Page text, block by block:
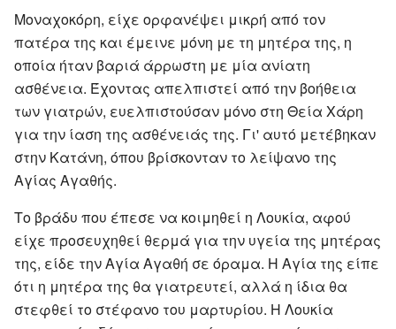
Μοναχοκόρη, είχε ορφανέψει μικρή από τον
πατέρα της και έμεινε μόνη με τη μητέρα της, η
οποία ήταν βαριά άρρωστη με μία ανίατη
ασθένεια. Έχοντας απελπιστεί από την βοήθεια
των γιατρών, ευελπιστούσαν μόνο στη Θεία Χάρη
για την ίαση της ασθένειάς της. Γι' αυτό μετέβηκαν
στην Κατάνη, όπου βρίσκονταν το λείψανο της
Αγίας Αγαθής.
Το βράδυ που έπεσε να κοιμηθεί η Λουκία, αφού
είχε προσευχηθεί θερμά για την υγεία της μητέρας
της, είδε την Αγία Αγαθή σε όραμα. Η Αγία της είπε
ότι η μητέρα της θα γιατρευτεί, αλλά η ίδια θα
στεφθεί το στέφανο του μαρτυρίου. Η Λουκία